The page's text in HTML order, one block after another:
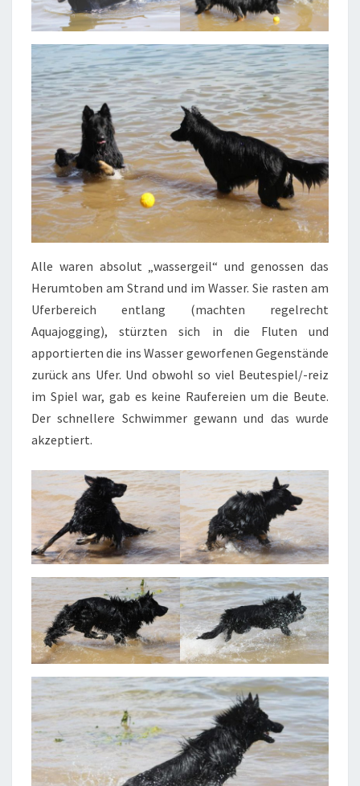
Alle waren absolut „wassergeil“ und genossen das
Herumtoben am Strand und im Wasser. Sie rasten am
Uferbereich entlang (machten regelrecht
Aquajogging), stürzten sich in die Fluten und
apportierten die ins Wasser geworfenen Gegenstände
zurück ans Ufer. Und obwohl so viel Beutespiel/-reiz
im Spiel war, gab es keine Raufereien um die Beute.
Der schnellere Schwimmer gewann und das wurde
akzeptiert.